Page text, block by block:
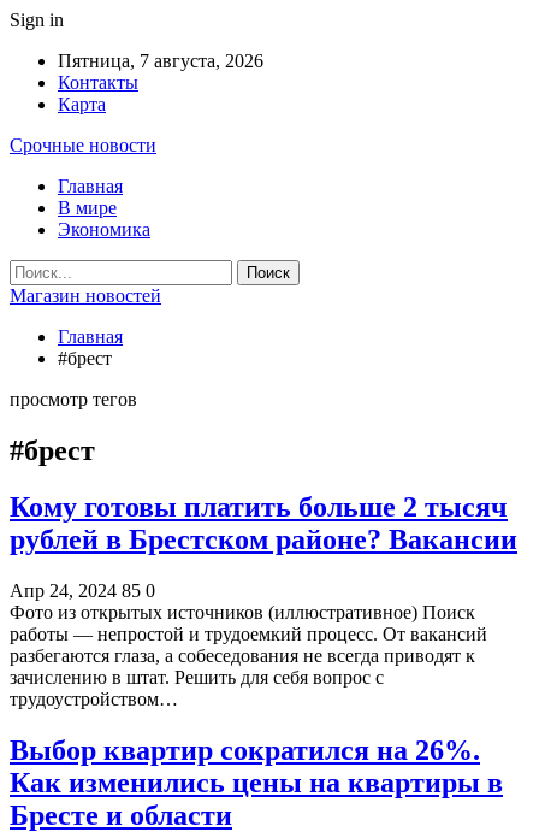
Sign in
Пятница, 7 августа, 2026
Контакты
Карта
Срочные новости
Главная
В мире
Экономика
Магазин новостей
Главная
#брест
просмотр тегов
#брест
Кому готовы платить больше 2 тысяч
рублей в Брестском районе? Вакансии
Апр 24, 2024 85 0
Фото из открытых источников (иллюстративное) Поиск
работы — непростой и трудоемкий процесс. От вакансий
разбегаются глаза, а собеседования не всегда приводят к
зачислению в штат. Решить для себя вопрос с
трудоустройством…
Выбор квартир сократился на 26%.
Как изменились цены на квартиры в
Бресте и области